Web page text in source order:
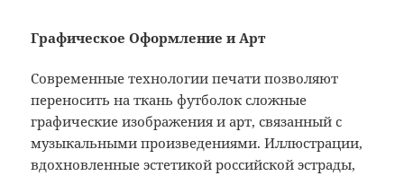
Графическое Оформление и Арт
Современные технологии печати позволяют
переносить на ткань футболок сложные
графические изображения и арт, связанный с
музыкальными произведениями. Иллюстрации,
вдохновленные эстетикой российской эстрады,